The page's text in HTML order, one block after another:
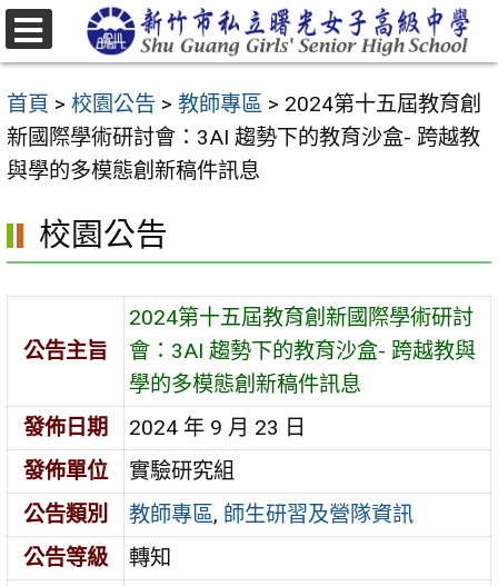
跳
至
要
內
容
首頁 > 校園公告 > 教師專區 > 2024第十五屆教育創
新國際學術研討會：3AI 趨勢下的教育沙盒- 跨越教
與學的多模態創新稿件訊息
校園公告
公告主旨
2024第十五屆教育創新國際學術研討
會：3AI 趨勢下的教育沙盒- 跨越教與
學的多模態創新稿件訊息
發佈日期
2024 年 9 月 23 日
發佈單位
實驗研究組
公告類別
教師專區, 師生研習及營隊資訊
公告等級
轉知
選
單